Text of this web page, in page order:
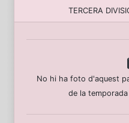
TERCERA
No hi ha foto d'aquest
de la